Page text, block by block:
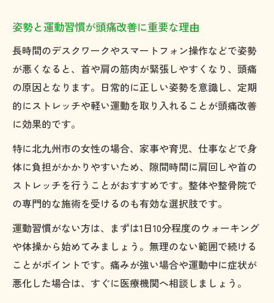
姿勢と運動習慣が頭痛改善に重要な理由
長時間のデスクワークやスマートフォン操作などで姿勢
が悪くなると、首や肩の筋肉が緊張しやすくなり、頭痛
の原因となります。日常的に正しい姿勢を意識し、定期
的にストレッチや軽い運動を取り入れることが頭痛改善
に効果的です。
特に北九州市の女性の場合、家事や育児、仕事などで身
体に負担がかかりやすいため、隙間時間に肩回しや首の
ストレッチを行うことがおすすめです。整体や整骨院で
の専門的な施術を受けるのも有効な選択肢です。
運動習慣がない方は、まずは1日10分程度のウォーキング
や体操から始めてみましょう。無理のない範囲で続ける
ことがポイントです。痛みが強い場合や運動中に症状が
悪化した場合は、すぐに医療機関へ相談しましょう。